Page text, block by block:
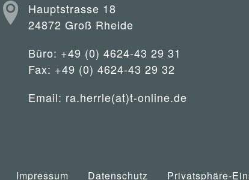
Hauptstrasse 18
24872 Groß Rheide
Büro: +49 (0) 4624-43 29 31
Fax: +49 (0) 4624-43 29 32
Email: ra.herrle(at)t-online.de
Impressum Datenschutz Privatsphäre-